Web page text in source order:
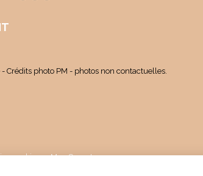
Crédits photo PM - photos non contactuelles.
cookies Mon Compte